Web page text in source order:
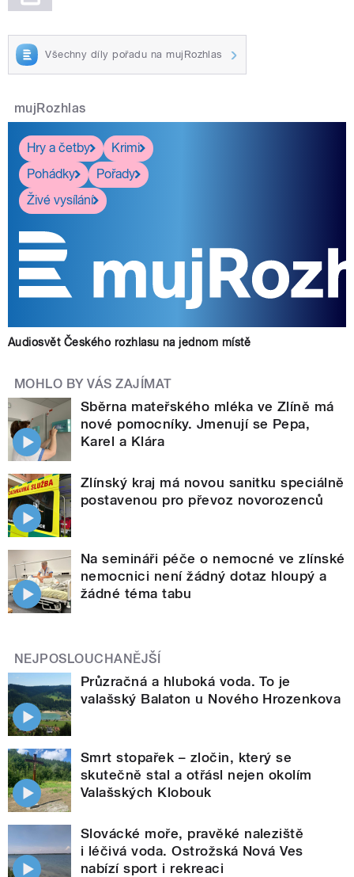
Všechny díly pořadu na mujRozhlas
mujRozhlas
Hry a četby
Krimi
Pohádky
Pořady
Živé vysílání
Audiosvět Českého rozhlasu na jednom místě
MOHLO BY VÁS ZAJÍMAT
Sběrna mateřského mléka ve Zlíně má
nové pomocníky. Jmenují se Pepa,
Karel a Klára
Zlínský kraj má novou sanitku speciálně
postavenou pro převoz novorozenců
Na semináři péče o nemocné ve zlínské
nemocnici není žádný dotaz hloupý a
žádné téma tabu
NEJPOSLOUCHANĚJŠÍ
Průzračná a hluboká voda. To je
valašský Balaton u Nového Hrozenkova
Smrt stopařek – zločin, který se
skutečně stal a otřásl nejen okolím
Valašských Klobouk
Slovácké moře, pravěké naleziště
i léčivá voda. Ostrožská Nová Ves
nabízí sport i rekreaci